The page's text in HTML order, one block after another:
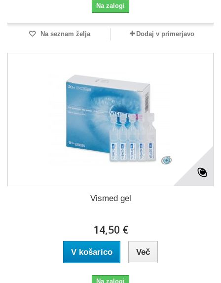
Na zalogi
Na seznam želja Dodaj v primerjavo
Vismed gel
14,50 €
V košarico Več
Na zalogi